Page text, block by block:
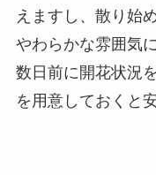
えますし、散り始
やわらかな雰囲気
数日前に開花状況
を用意しておくと